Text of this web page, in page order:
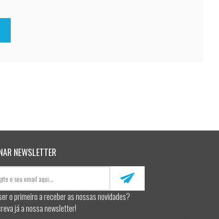
NEWSLETTER
o primeiro a receber as nossas novidades?
já a nossa newsletter!